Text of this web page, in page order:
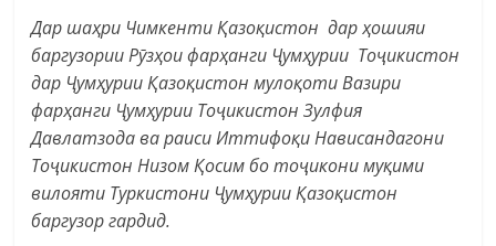
Дар шаҳри Чимкенти Қазоқистон дар ҳошияи
баргузории Рӯзҳои фарҳанги Ҷумҳурии Тоҷикистон
дар Ҷумҳурии Қазоқистон мулоқоти Вазири
фарҳанги Ҷумҳурии Тоҷикистон Зулфия
Давлатзода ва раиси Иттифоқи Нависандагони
Тоҷикистон Низом Қосим бо тоҷикони муқими
вилояти Туркистони Ҷумҳурии Қазоқистон
баргузор гардид.